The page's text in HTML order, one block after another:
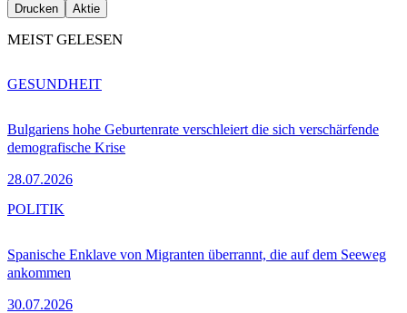
Drucken Aktie
MEIST GELESEN
Bulgariens hohe Geburtenrate verschleiert die sich verschärfende
demografische Krise
28.07.2026
GESUNDHEIT
Spanische Enklave von Migranten überrannt, die auf dem Seeweg
ankommen
30.07.2026
POLITIK